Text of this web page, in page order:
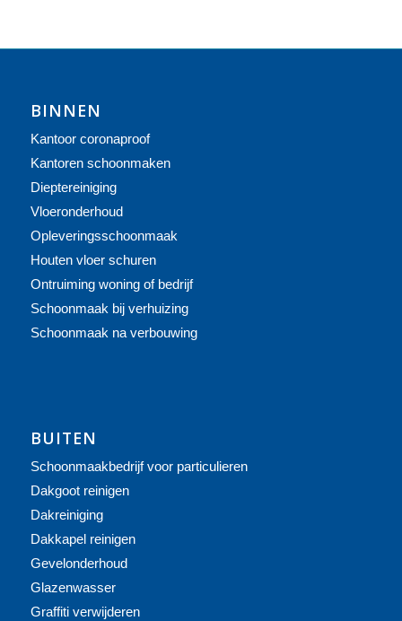
BINNEN
Kantoor coronaproof
Kantoren schoonmaken
Dieptereiniging
Vloeronderhoud
Opleveringsschoonmaak
Houten vloer schuren
Ontruiming woning of bedrijf
Schoonmaak bij verhuizing
Schoonmaak na verbouwing
BUITEN
Schoonmaakbedrijf voor particulieren
Dakgoot reinigen
Dakreiniging
Dakkapel reinigen
Gevelonderhoud
Glazenwasser
Graffiti verwijderen